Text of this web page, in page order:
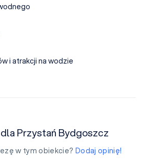
i atrakcji na wodzie
Przystań Bydgoszcz
w tym obiekcie? Dodaj opinię!